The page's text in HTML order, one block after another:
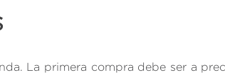
La primera compra debe ser a